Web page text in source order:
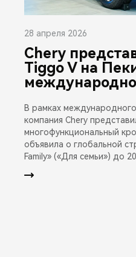
28 апреля 2026
Chery
Tiggo V на
В рамках
компания Chery
многофункциональный
объявила о глобальной
Family» («Для семьи») до